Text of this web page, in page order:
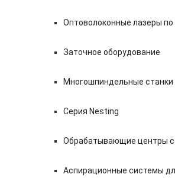
Оптоволоконные лазеры по
Заточное оборудование
Многошпиндельные станки
Серия Nesting
Обрабатывающие центры
Аспирационные системы